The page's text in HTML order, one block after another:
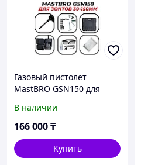
Газовый пистолет
MastBRO GSN150 для
В наличии
166 000₸
Купить